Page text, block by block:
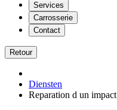
Services
Carrosserie
Contact
Retour
Diensten
Reparation d un impact